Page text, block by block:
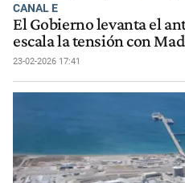
CANAL E
El Gobierno levanta el
escala la tensión con
23-02-2026 17:41